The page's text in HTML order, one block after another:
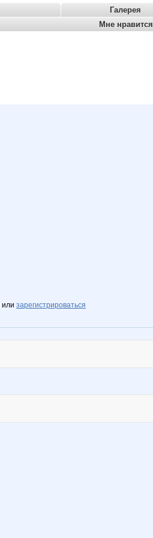
Галерея
Мне нравится
или зарегистрироваться